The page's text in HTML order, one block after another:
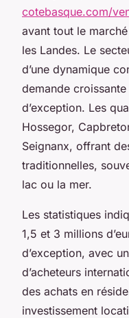
cotebasque.com/
avant tout le
les Landes. Le
d’une dynamique
demande
d’exception. Les
Hossegor,
Seignanx, offrant
traditionnelles,
lac ou la mer.
Les statistiques
1,5 et 3 millions
d’exception, avec
d’acheteurs
des achats en
investissement